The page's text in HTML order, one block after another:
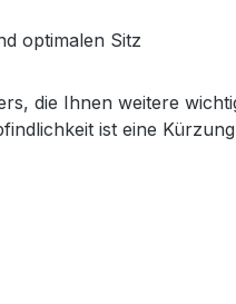
optimalen Sitz
die Ihnen weitere
ist eine